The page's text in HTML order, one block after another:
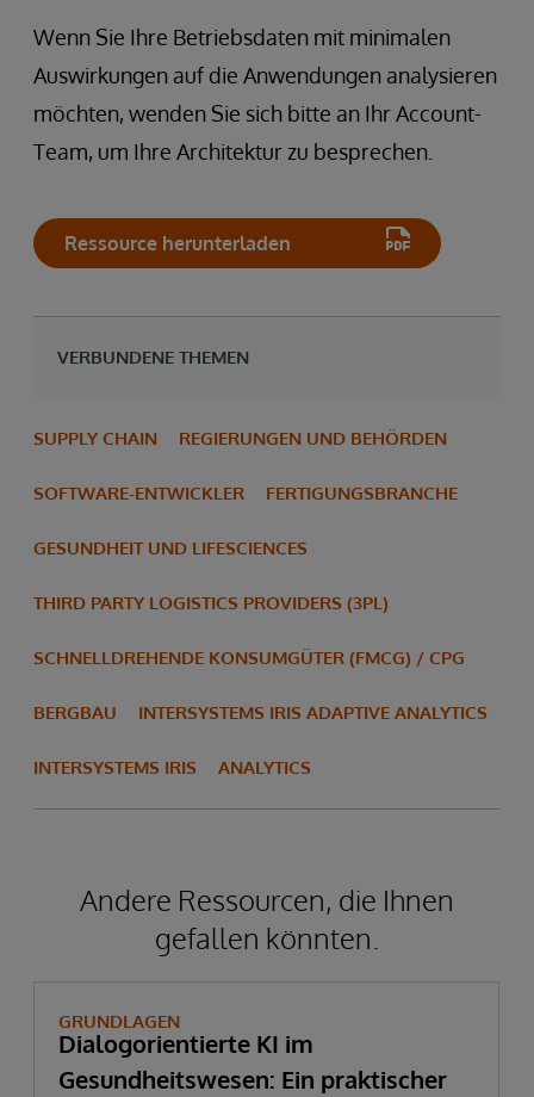
Wenn Sie Ihre Betriebsdaten mit minimalen
Auswirkungen auf die Anwendungen analysieren
möchten, wenden Sie sich bitte an Ihr Account-
Team, um Ihre Architektur zu besprechen.
Ressource herunterladen
VERBUNDENE THEMEN
SUPPLY CHAIN REGIERUNGEN UND BEHÖRDEN
SOFTWARE-ENTWICKLER FERTIGUNGSBRANCHE
GESUNDHEIT UND LIFESCIENCES
THIRD PARTY LOGISTICS PROVIDERS (3PL)
SCHNELLDREHENDE KONSUMGÜTER (FMCG) / CPG
BERGBAU INTERSYSTEMS IRIS ADAPTIVE ANALYTICS
INTERSYSTEMS IRIS ANALYTICS
Andere Ressourcen, die Ihnen
gefallen könnten.
GRUNDLAGEN
Dialogorientierte KI im
Gesundheitswesen: Ein praktischer